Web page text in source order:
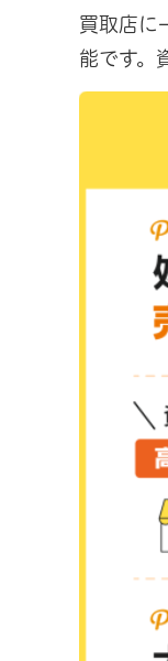
買取店に
能です。